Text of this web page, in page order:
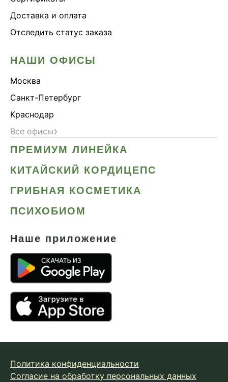
Доставка и оплата
Отследить статус заказа
НАШИ ОФИСЫ
Москва
Санкт-Петербург
Краснодар
Все офисы›
ПРЕМИУМ ЛИНЕЙКА
КИТАЙСКИЙ КОРДИЦЕПС
ГРИБНАЯ КОСМЕТИКА
ПСИХОБИОМ
Наше приложение
Политика конфиденциальности
Согласие на обработку персональных данных